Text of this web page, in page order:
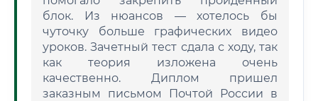
блок. Из нюансов — хотелось бы
чуточку больше графических видео
уроков. Зачетный тест сдала с ходу, так
как теория изложена очень
качественно. Диплом пришел
заказным письмом Почтой России в